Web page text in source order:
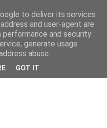
to deliver its services
and user-agent are
performance and security
generate usage
abuse.
GOT IT